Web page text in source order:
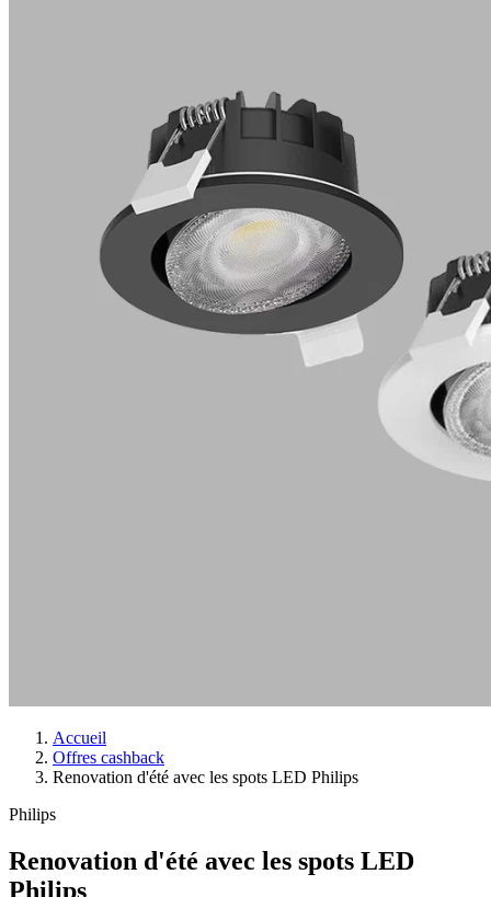
Accueil
Offres cashback
Renovation d'été avec les spots LED Philips
Philips
Renovation d'été avec les spots LED
Philips